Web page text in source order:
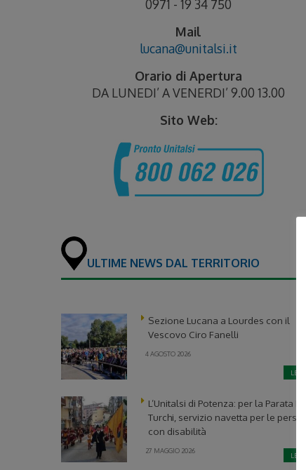
0971 - 19 34 750
Mail
lucana@unitalsi.it
Orario di Apertura
DA LUNEDI’ A VENERDI’ 9.00 13.00
Sito Web:
ULTIME NEWS DAL TERRITORIO
Sezione Lucana a Lourdes con il
Vescovo Ciro Fanelli
LEGGI
4 AGOSTO 2026
L’Unitalsi di Potenza: per la Parata Dei
Turchi, servizio navetta per le
con disabilità
LEGGI
27 MAGGIO 2026